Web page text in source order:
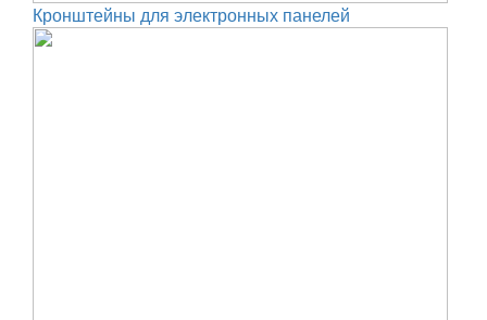
Кронштейны для электронных панелей